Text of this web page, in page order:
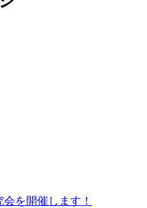
を開催します！